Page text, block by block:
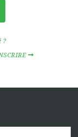
?